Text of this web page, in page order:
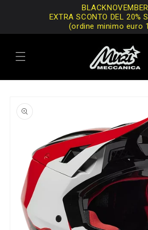
BLACKNOVEMBER
EXTRA SCONTO DEL 20%
(ordine minimo euro
ai contenuti
informazioni
sul prodotto